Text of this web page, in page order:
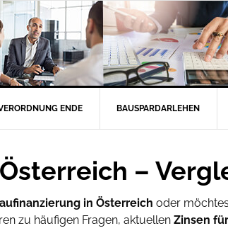
ENDE BAUSPARDARLEHEN
–
in Österreich oder
zu häufigen Fragen, aktuellen Zinsen